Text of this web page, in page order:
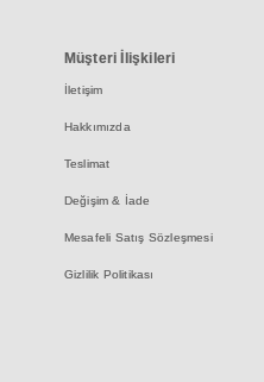
Müşteri İlişkileri
İletişim
Hakkımızda
Teslimat
Değişim & İade
Mesafeli Satış Sözleşmesi
Gizlilik Politikası